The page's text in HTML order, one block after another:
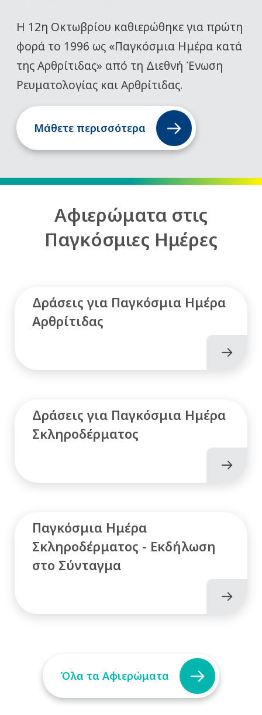
Η 12η Οκτωβρίου καθιερώθηκε για πρώτη
φορά το 1996 ως «Παγκόσμια Ημέρα κατά
της Αρθρίτιδας» από τη Διεθνή Ένωση
Ρευματολογίας και Αρθρίτιδας.
Μάθετε περισσότερα
Αφιερώματα στις
Παγκόσμιες Ημέρες
Δράσεις για Παγκόσμια Ημέρα
Αρθρίτιδας
Δράσεις για Παγκόσμια Ημέρα
Σκληροδέρματος
Παγκόσμια Ημέρα
Σκληροδέρματος - Εκδήλωση
στο Σύνταγμα
Όλα τα Αφιερώματα